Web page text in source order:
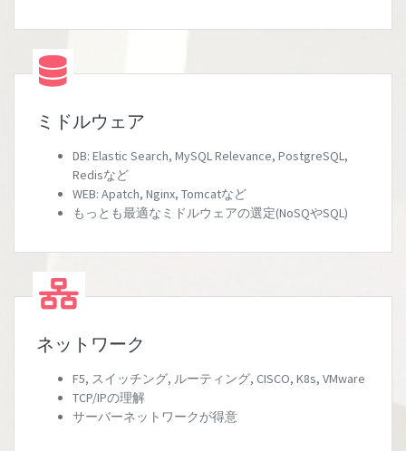
ミドルウェア
DB: Elastic Search, MySQL Relevance, PostgreSQL,
Redisなど
WEB: Apatch, Nginx, Tomcatなど
もっとも最適なミドルウェアの選定(NoSQやSQL)
ネットワーク
F5, スイッチング, ルーティング, CISCO, K8s, VMware
TCP/IPの理解
サーバーネットワークが得意